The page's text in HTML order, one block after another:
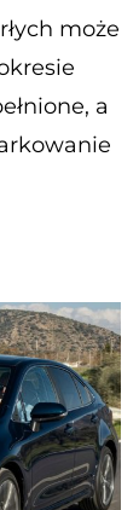
może
a